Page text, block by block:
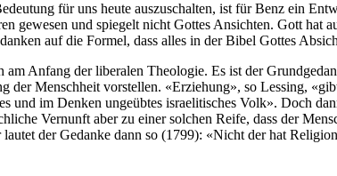
für uns heute auszuschalten, ist für Benz ein
gewesen und spiegelt nicht Gottes Ansichten. Gott hat
auf die Formel, dass alles in der Bibel Gottes
am Anfang der liberalen Theologie. Es ist der
der Menschheit vorstellen. «Erziehung», so Lessing,
und im Denken ungeübtes israelitisches Volk». Doch
Vernunft aber zu einer solchen Reife, dass der
der Gedanke dann so (1799): «Nicht der hat